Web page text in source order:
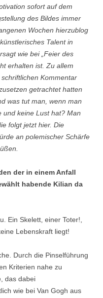
sofort auf dem
des Bildes immer
Wochen hierzublog
Talent in
wie bei „Feier des
erhalten ist. Zu allem
Kommentar
getrachtet hatten
was tut man, wenn man
und keine Lust hat? Man
folgt jetzt hier. Die
an polemischer Schärfe
der in einem Anfall
habende Kilian da
Ein Skelett, einer Toter!,
Lebenskraft liegt!
Durch die Pinselführung
Kriterien nahe zu
das dabei
wie bei Van Gogh aus